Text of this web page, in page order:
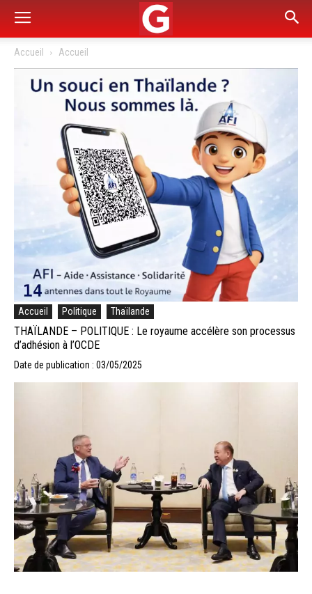
Accueil Accueil
Accueil Politique Thaïlande
THAÏLANDE – POLITIQUE : Le royaume accélère son processus
d’adhésion à l’OCDE
Date de publication : 03/05/2025